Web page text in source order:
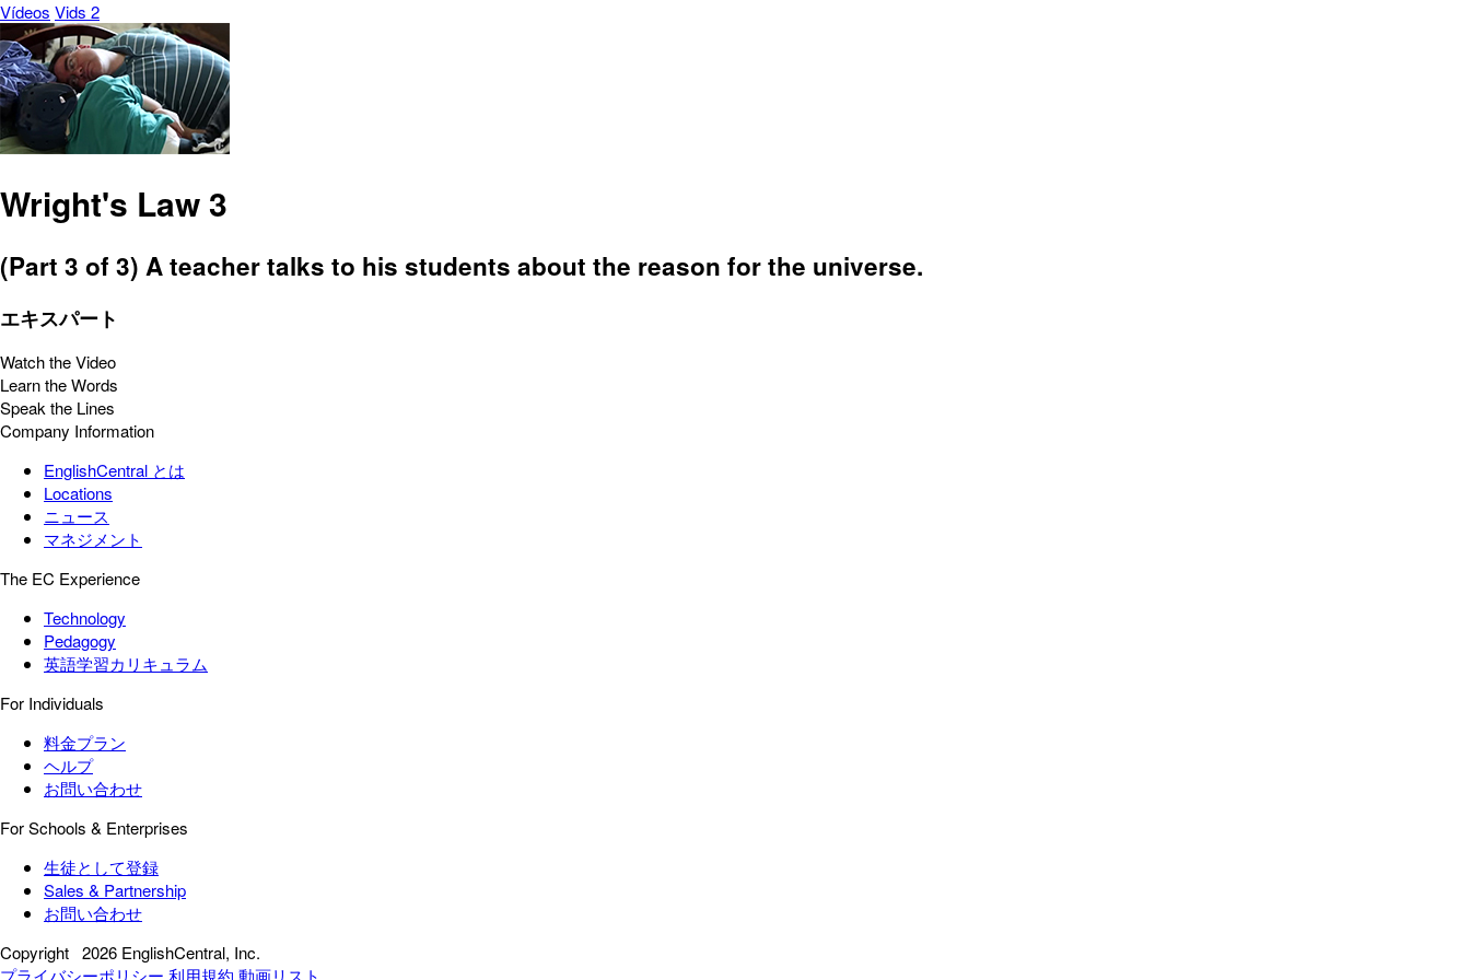
Vídeos Vids 2
Wright's Law 3
(Part 3 of 3) A teacher talks to his students about the reason for the universe.
エキスパート
Watch the Video
Learn the Words
Speak the Lines
Company Information
EnglishCentral とは
Locations
ニュース
マネジメント
The EC Experience
Technology
Pedagogy
英語学習カリキュラム
For Individuals
料金プラン
ヘルプ
お問い合わせ
For Schools & Enterprises
生徒として登録
Sales & Partnership
お問い合わせ
Copyright 2026 EnglishCentral, Inc.